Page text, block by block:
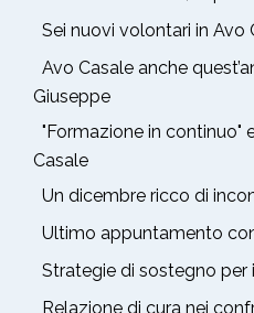
Sei nuovi volontari in Avo
Avo Casale anche
Giuseppe
"Formazione in continuo"
Casale
Un dicembre ricco di
Ultimo appuntamento
Strategie di sostegno
Relazione di cura nei